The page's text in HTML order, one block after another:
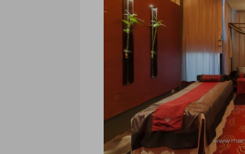
Banyan Tree
Banyan Tree Lijiang,